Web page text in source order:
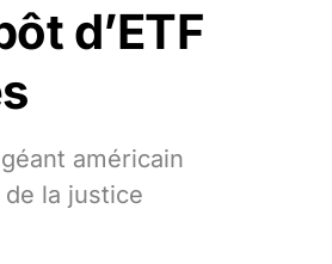
d’ETF
américain
la justice